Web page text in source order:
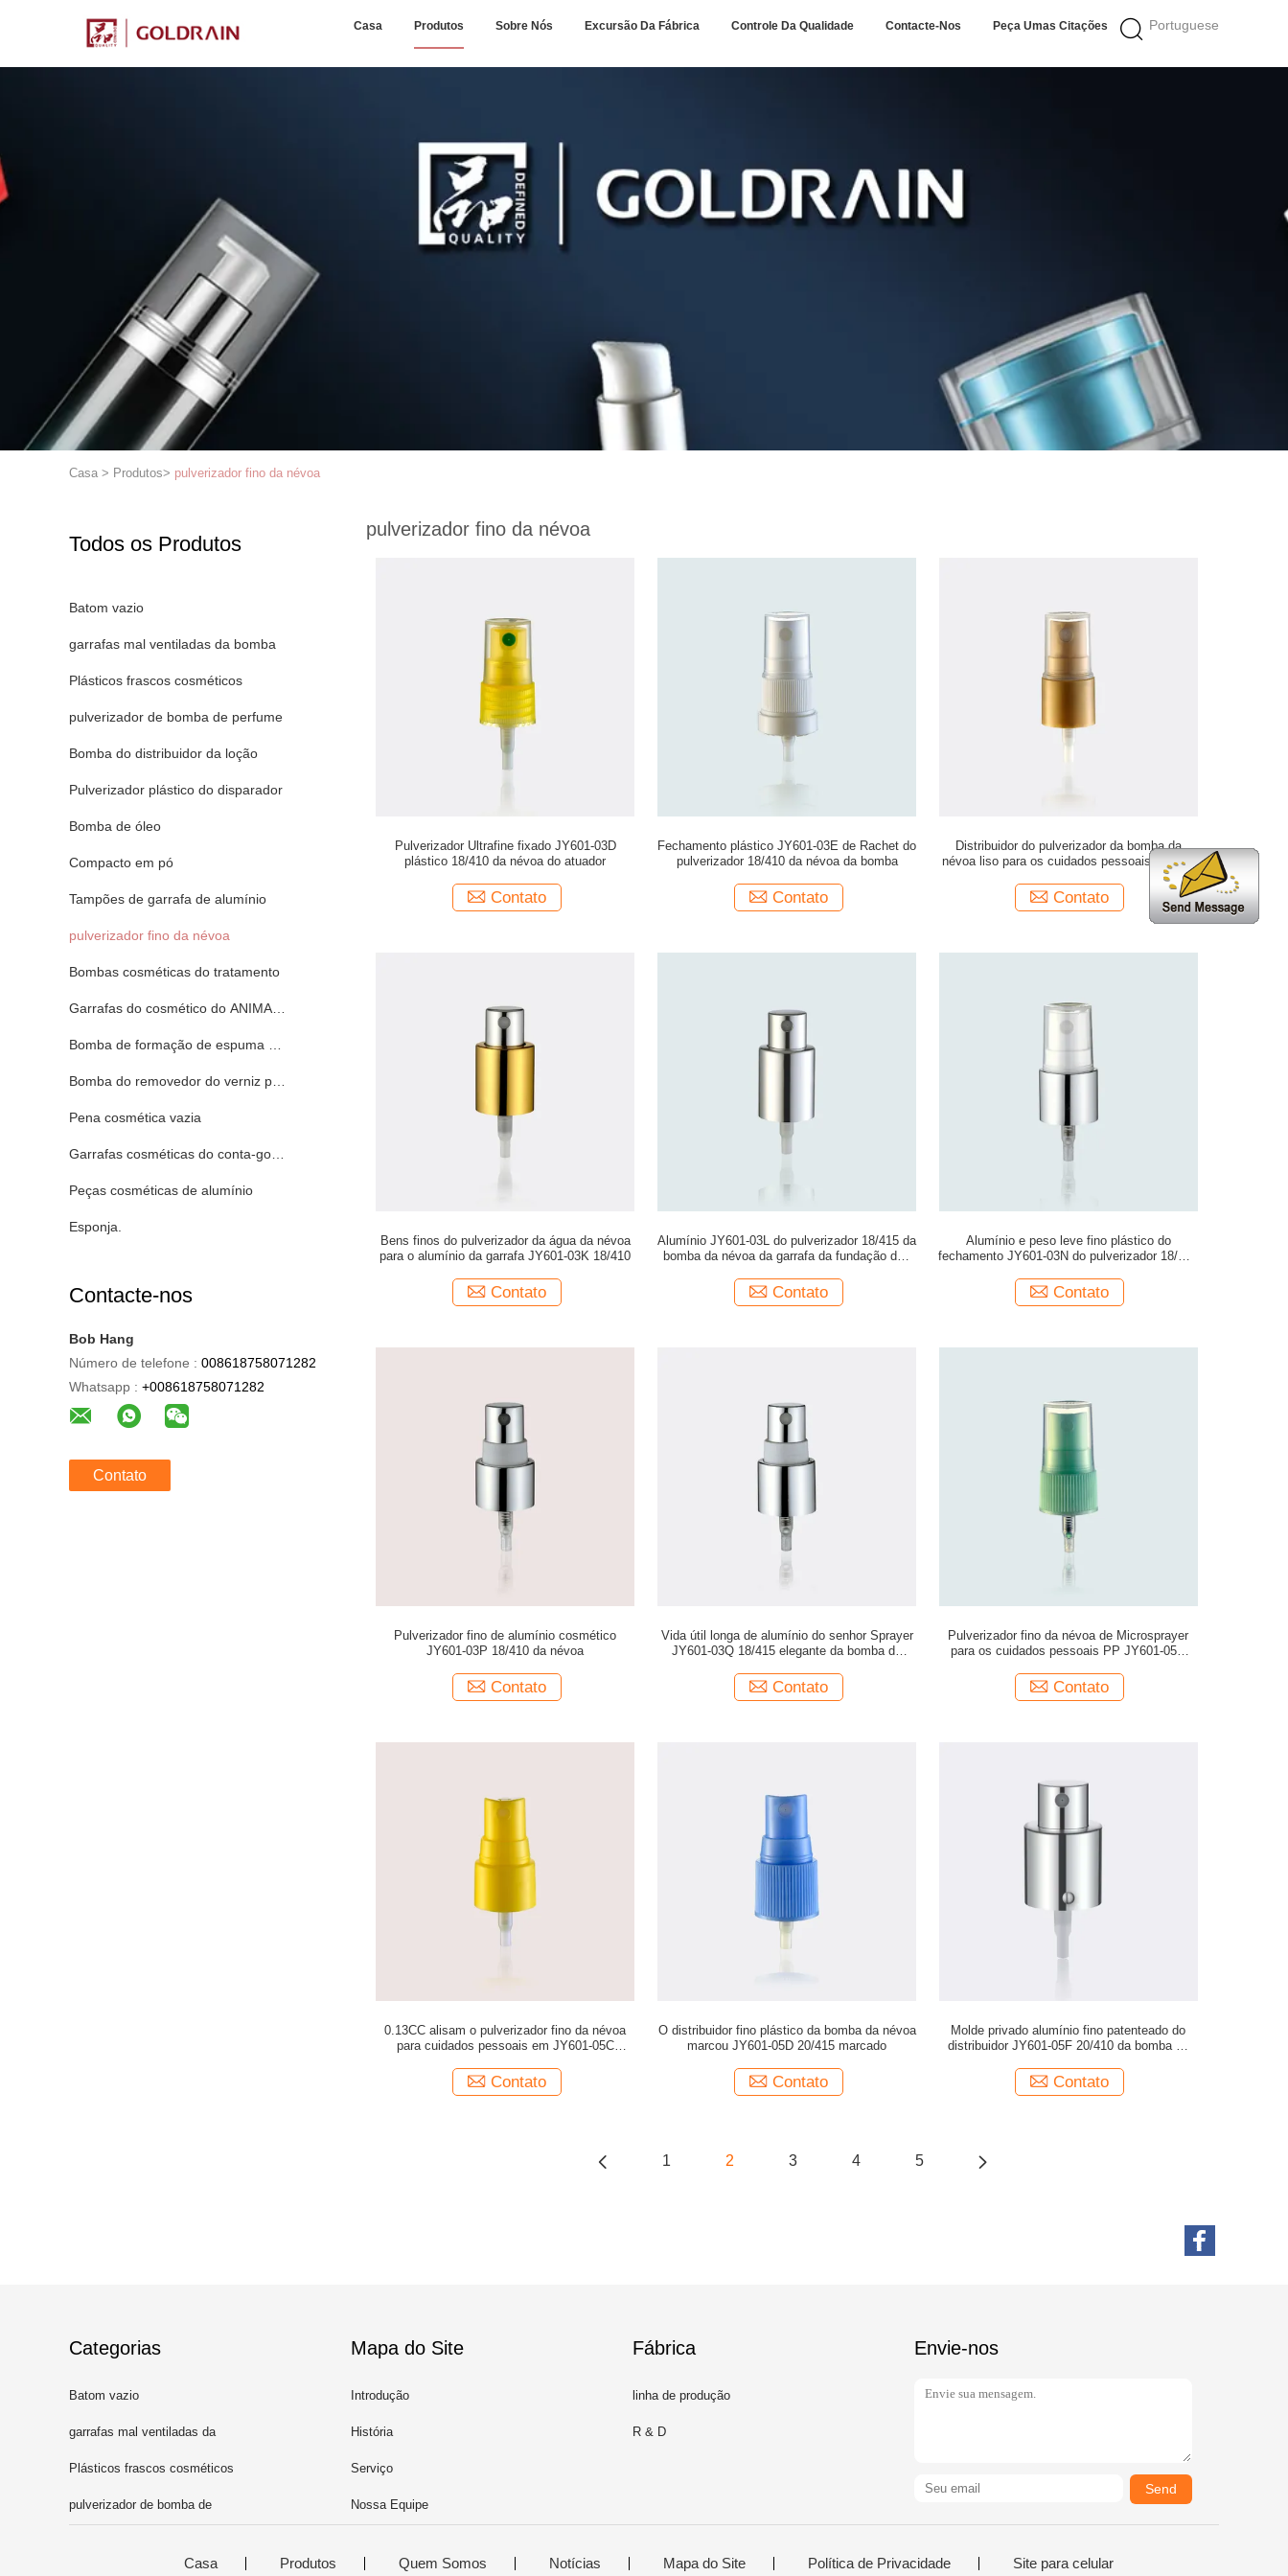
Portuguese
Casa Produtos Sobre Nós Excursão Da Fábrica Controle Da Qualidade Contacte-Nos Peça Umas Citações
Casa > Produtos> pulverizador fino da névoa
Todos os Produtos
Batom vazio
garrafas mal ventiladas da bomba
Plásticos frascos cosméticos
pulverizador de bomba de perfume
Bomba do distribuidor da loção
Pulverizador plástico do disparador
Bomba de óleo
Compacto em pó
Tampões de garrafa de alumínio
pulverizador fino da névoa
Bombas cosméticas do tratamento
Garrafas do cosmético do ANIMAL DE ESTIMAÇÃO
Bomba de formação de espuma do sabão
Bomba do removedor do verniz para as unhas
Pena cosmética vazia
Garrafas cosméticas do conta-gotas
Peças cosméticas de alumínio
Esponja.
Contacte-nos
Bob Hang
Número de telefone : 008618758071282
Whatsapp : +008618758071282
Contato
pulverizador fino da névoa
Pulverizador Ultrafine fixado JY601-03D
plástico 18/410 da névoa do atuador
Contato
Fechamento plástico JY601-03E de Rachet do
pulverizador 18/410 da névoa da bomba
Contato
Distribuidor do pulverizador da bomba da
névoa liso para os cuidados pessoais JY601-
Contato
Bens finos do pulverizador da água da névoa
para o alumínio da garrafa JY601-03K 18/410
Contato
Alumínio JY601-03L do pulverizador 18/415 da
bomba da névoa da garrafa da fundação dos
Contato
Alumínio e peso leve fino plástico do
fechamento JY601-03N do pulverizador 18/415
Contato
Pulverizador fino de alumínio cosmético
JY601-03P 18/410 da névoa
Contato
Vida útil longa de alumínio do senhor Sprayer
JY601-03Q 18/415 elegante da bomba do
Contato
Pulverizador fino da névoa de Microsprayer
para os cuidados pessoais PP JY601-05B
Contato
0.13CC alisam o pulverizador fino da névoa
para cuidados pessoais em JY601-05C
Contato
O distribuidor fino plástico da bomba da névoa
marcou JY601-05D 20/415 marcado
Contato
Molde privado alumínio fino patenteado do
distribuidor JY601-05F 20/410 da bomba da
fechamento de alumínio
Contato
1 2 3 4 5
Categorias
Batom vazio
garrafas mal ventiladas da
bomba
Plásticos frascos cosméticos
pulverizador de bomba de
Mapa do Site
Introdução
História
Serviço
Nossa Equipe
Fábrica
linha de produção
R & D
Envie-nos
Send
Casa Produtos Quem Somos Notícias Mapa do Site Política de Privacidade Site para celular